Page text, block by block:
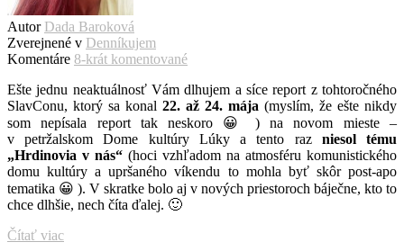
Autor Dada Baroková
Zverejnené v Denníkujem
Komentáre 8-krát komentované
Ešte jednu neaktuálnosť Vám dlhujem a síce report z tohtoročného
SlavConu, ktorý sa konal 22. až 24. mája (myslím, že ešte nikdy
som nepísala report tak neskoro 😀 ) na novom mieste –
v petržalskom Dome kultúry Lúky a tento raz niesol tému
„Hrdinovia v nás“ (hoci vzhľadom na atmosféru komunistického
domu kultúry a upršaného víkendu to mohla byť skôr post-apo
tematika 😀 ). V skratke bolo aj v nových priestoroch báječne, kto to
chce dlhšie, nech číta ďalej. 🙂
Čítať viac